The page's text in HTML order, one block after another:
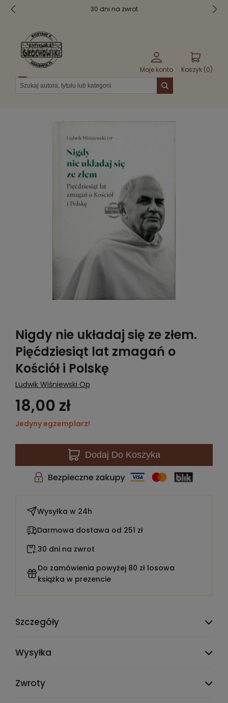
30 dni na zwrot
Moje konto Koszyk (0)
Menu
Nigdy nie układaj się ze złem.
Pięćdziesiąt lat zmagań o
Kościół i Polskę
Ludwik Wiśniewski Op
18,00 zł
Jedyny egzemplarz!
Dodaj Do Koszyka
Wysyłka w 24h
Darmowa dostawa od 251 zł
30 dni na zwrot
Do zamówienia powyżej 80 zł losowa
książka w prezencie
Szczegóły
Rok wydania:
Wysyłka
Zwroty